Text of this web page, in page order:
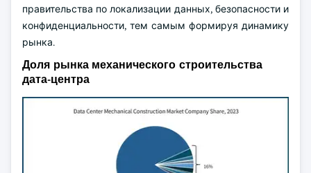
правительства по локализации данных, безопасности и
конфиденциальности, тем самым формируя динамику
рынка.
Доля рынка механического строительства
дата-центра